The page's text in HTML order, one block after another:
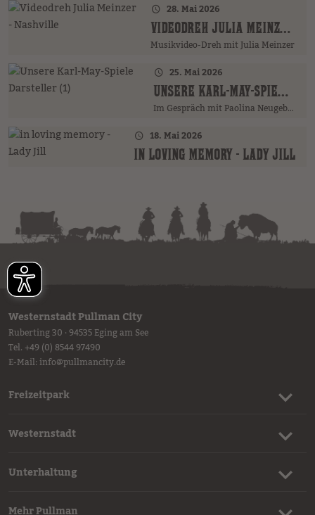
28. Mai 2026
VIDEODREH JULIA MEINZER - NASHVILLE
Musikvideo-Dreh mit Julia Meinzer
25. Mai 2026
UNSERE KARL-MAY-SPIELE DARSTELLER (1)
Im Gespräch mit Paolina Neugebauer …
18. Mai 2026
IN LOVING MEMORY - LADY JILL
Westernstadt Pullman City
Ruberting 30 · 94535 Eging am See
Tel. +49 (0) 8544 97490
E-Mail:info@pullmancity.de
Freizeitpark
Westernstadt
Unterhaltung